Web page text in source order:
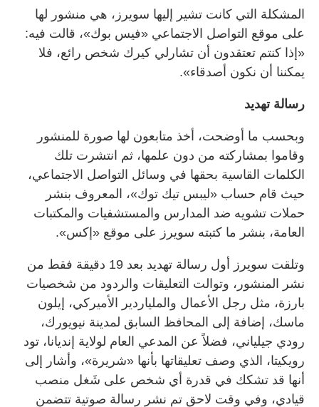
المشكلة التي كانت تشير إليها سويرز، هي منشور لها
على موقع التواصل الاجتماعي «فيس بوك»، قالت فيه:
«إذا كنتم تعتقدون أن تشارلي كيرك شخص رائع، فلا
يمكننا أن نكون أصدقاء».
رسالة تهديد
وبحسب ما أوضحت، أخذ متابعون لها صورة للمنشور
وقاموا بمشاركته من دون علمها، ثم انتشرت تلك
الكلمات القاسية بحقها في وسائل التواصل الاجتماعي،
حيث قام حساب «ليبس تيك توك»، المعروف بنشر
حملات تشويه ضد المدارس والمستشفيات والمكتبات
العامة، بنشر ما كتبته سويرز على موقع «إكس».
وتلقت سويرز أول رسالة تهديد بعد 19 دقيقة فقط من
نشر المنشور، وتوالت التعليقات والردود من شخصيات
بارزة، مثل رجل الأعمال والملياردير الأميركي، إيلون
ماسك، إضافة إلى المحافظ السابق لمدينة نيويورك،
رودي جيلياني، فضلاً عن المدعي العام لولاية إنديانا، تود
رويكيتا، الذي وصف تعليقاتها بأنها «شريرة»، وأشار إلى
أنها قد تشكك في قدرة أي شخص على شَغل منصب
قيادي، وفي وقت لاحق تم نشر رسالة صوتية تتضمن